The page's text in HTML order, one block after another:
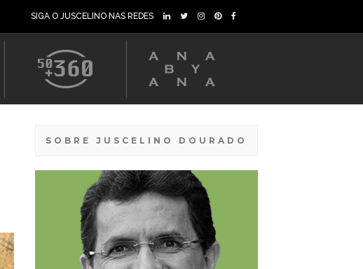
SIGA O JUSCELINO NAS REDES
SOBRE JUSCELINO DOURADO